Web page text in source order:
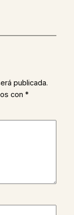
publicada.
con *